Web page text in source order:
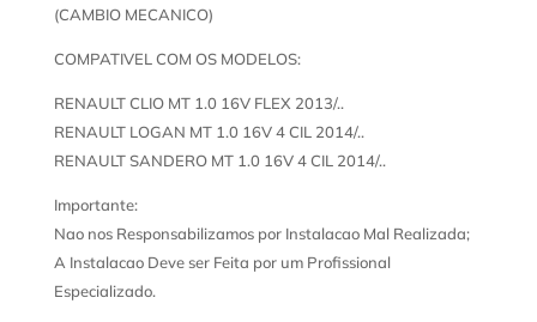
(CAMBIO MECANICO)
COMPATIVEL COM OS MODELOS:
RENAULT CLIO MT 1.0 16V FLEX 2013/..
RENAULT LOGAN MT 1.0 16V 4 CIL 2014/..
RENAULT SANDERO MT 1.0 16V 4 CIL 2014/..
Importante:
Nao nos Responsabilizamos por Instalacao Mal Realizada;
A Instalacao Deve ser Feita por um Profissional
Especializado.